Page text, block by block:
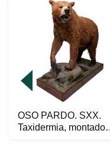
OSO PARDO. SXX.
Taxidermia, montado